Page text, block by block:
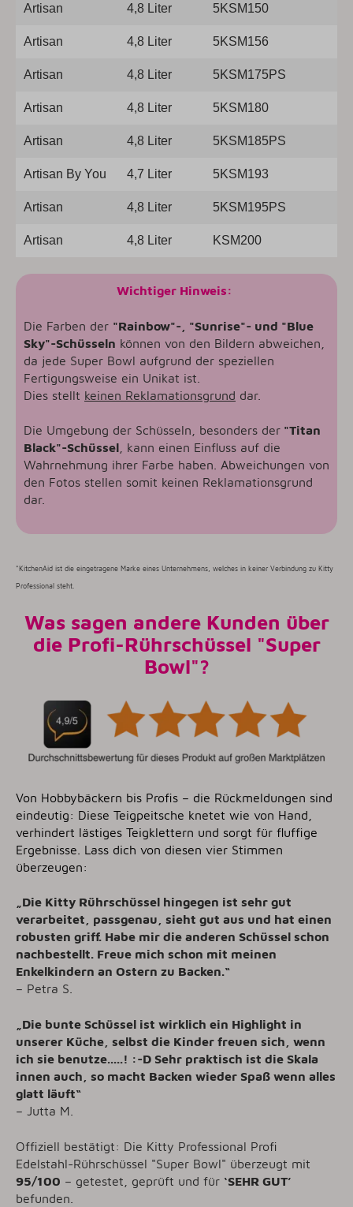
Artisan 4,8 Liter 5KSM150
Artisan 4,8 Liter 5KSM156
Artisan 4,8 Liter 5KSM175PS
Artisan 4,8 Liter 5KSM180
Artisan 4,8 Liter 5KSM185PS
Artisan By You 4,7 Liter 5KSM193
Artisan 4,8 Liter 5KSM195PS
Artisan 4,8 Liter KSM200
Wichtiger Hinweis:
Die Farben der "Rainbow"-, "Sunrise"- und "Blue
Sky"-Schüsseln können von den Bildern abweichen,
da jede Super Bowl aufgrund der speziellen
Fertigungsweise ein Unikat ist.
Dies stellt keinen Reklamationsgrund dar.
Die Umgebung der Schüsseln, besonders der "Titan
Black"-Schüssel , kann einen Einfluss auf die
Wahrnehmung ihrer Farbe haben. Abweichungen von
den Fotos stellen somit keinen Reklamationsgrund
dar.
*KitchenAid ist die eingetragene Marke eines Unternehmens, welches in keiner Verbindung zu Kitty
Professional steht.
Was sagen andere Kunden über
die Profi-Rührschüssel "Super
Bowl"?
Von Hobbybäckern bis Profis – die Rückmeldungen sind
eindeutig: Diese Teigpeitsche knetet wie von Hand,
verhindert lästiges Teigklettern und sorgt für fluffige
Ergebnisse. Lass dich von diesen vier Stimmen
überzeugen:
Die Kitty Rührschüssel hingegen ist sehr gut
verarbeitet, passgenau, sieht gut aus und hat einen
robusten griff. Habe mir die anderen Schüssel schon
nachbestellt. Freue mich schon mit meinen
Enkelkindern an Ostern zu Backen.“
– Petra S
Die bunte Schüssel ist wirklich ein Highlight in
unserer Küche, selbst die Kinder freuen sich, wenn
ich sie benutze.....! :-D Sehr praktisch ist die Skala
innen auch, so macht Backen wieder Spaß wenn alles
glatt läuft“
– Jutta M.
Offiziell bestätigt: Die Kitty Professional Profi
Edelstahl-Rührschüssel "Super Bowl" überzeugt mit
95/100 – getestet, geprüft und für ‘SEHR GUT’
befunden.